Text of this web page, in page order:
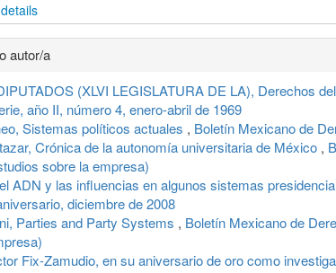
autor/a
(XLVI LEGISLATURA DE LA), Derechos
año II, número 4, enero-abril de 1969
Sistemas políticos actuales , Boletín Mexicano de
Crónica de la autonomía universitaria de México ,
sobre la empresa)
ADN y las influencias en algunos sistemas
diciembre de 2008
Parties and Party Systems , Boletín Mexicano de
Fix-Zamudio, en su aniversario de oro como